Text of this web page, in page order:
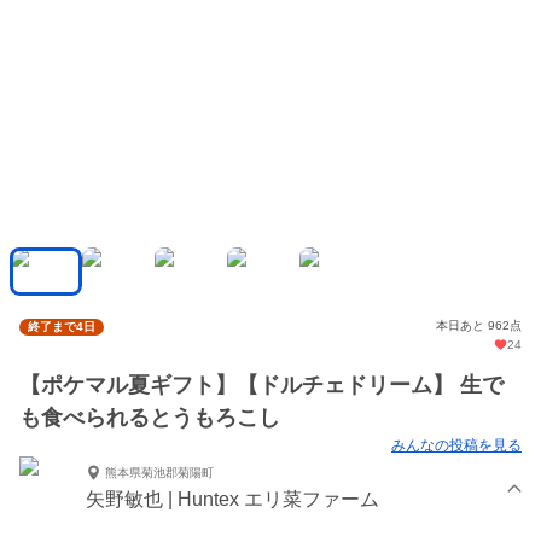
終了まで4日
本日あと 962点
24
【ポケマル夏ギフト】【ドルチェドリーム】 生で
も食べられるとうもろこし
みんなの投稿を見る
熊本県菊池郡菊陽町
矢野敏也 | Huntex エリ菜ファーム